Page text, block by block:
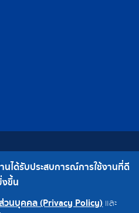
แอ็กโกร (ประเทศไทย) จำกัด
| โทรสาร : 0-2308-2487
นได้รับประสบการณ์การใช้งานที่ดี
ขึ้น
นบุคคล (Privacy Policy) และ
2102